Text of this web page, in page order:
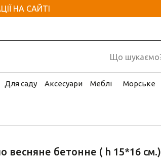
НА САЙТІ
Для саду Аксесуари Меблі Морське
весняне бетонне ( h 15*16 см.)